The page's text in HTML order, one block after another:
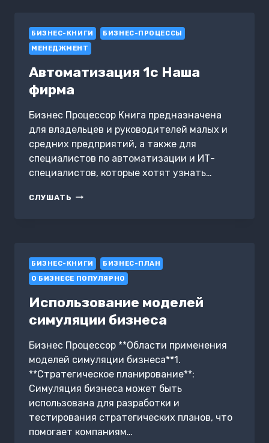
ПРОЦЕССОВ
БИЗНЕС-КНИГИ
БИЗНЕС-ПРОЦЕССЫ
МЕНЕДЖМЕНТ
Автоматизация 1с Наша
фирма
Бизнес Процессор Книга предназначена
для владельцев и руководителей малых и
средних предприятий, а также для
специалистов по автоматизации и ИТ-
специалистов, которые хотят узнать…
СЛУШАТЬ АВТОМАТИЗАЦИЯ
БИЗНЕС-КНИГИ
БИЗНЕС-ПЛАН
О БИЗНЕСЕ ПОПУЛЯРНО
Использование моделей
симуляции бизнеса
Бизнес Процессор **Области применения
моделей симуляции бизнеса**1.
**Стратегическое планирование**:
Симуляция бизнеса может быть
использована для разработки и
тестирования стратегических планов, что
помогает компаниям…